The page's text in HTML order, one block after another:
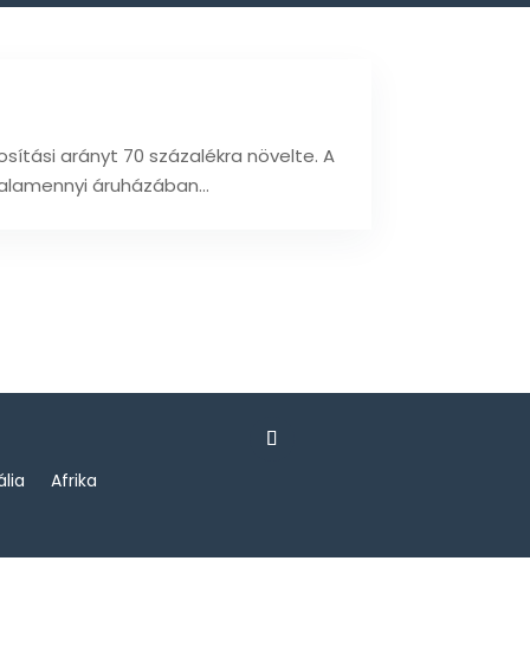
arányt 70 százalékra növelte. A
áruházában...
Afrika